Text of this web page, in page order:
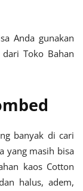
Anda gunakan
Toko Bahan
banyak di cari
yang masih bisa
kaos Cotton
halus, adem,